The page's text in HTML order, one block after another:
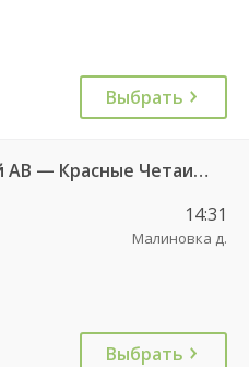
Выбрать
Чебоксары Пригородный АВ — Красные Четаи с. ДКП ч/з Аликово с. ДКП 753
14:31
Малиновка д.
Выбрать